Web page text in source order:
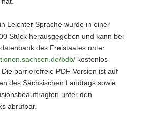
Leichter Sprache wurde in einer
Stück herausgegeben und kann bei
des Freistaates unter
bdb/ kostenlos
barrierefreie PDF-Version ist auf
des Sächsischen Landtags sowie
unter den
abrufbar.